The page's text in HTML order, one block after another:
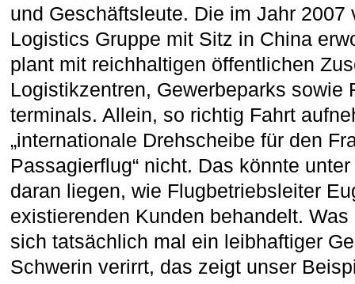
und Geschäftsleute. Die im Jahr 2007
Logistics Gruppe mit Sitz in China
plant mit reichhaltigen öffentlichen
Logistikzentren, Gewerbe­parks
terminals. Allein, so richtig Fahrt
„internationale Drehscheibe für den
Passagierflug“ nicht. Das könnte
daran liegen, wie Flugbetriebsleiter
existierenden Kunden behandelt.
sich tatsächlich mal ein leibhaftiger
Schwerin verirrt, das zeigt unser